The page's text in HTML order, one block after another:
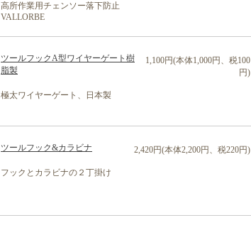
高所作業用チェンソー落下防止
VALLORBE
ツールフックA型ワイヤーゲート樹
脂製
1,100円(本体1,000円、税100
円)
極太ワイヤーゲート、日本製
ツールフック&カラビナ 2,420円(本体2,200円、税220円)
フックとカラビナの２丁掛け